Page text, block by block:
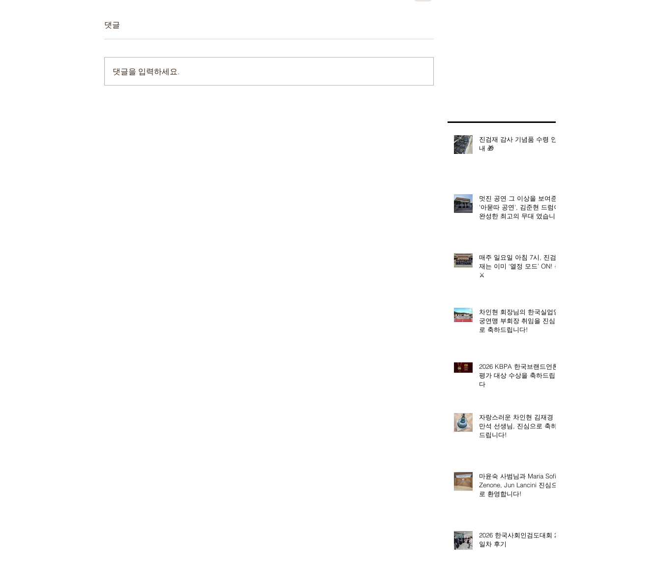
댓글
댓글을 입력하세요.
진검재 감사 기념품 수령 안
내 🎁
멋진 공연 그 이상을 보여준
'아묻따 공연', 김준현 드럼이
완성한 최고의 무대 였습니
매주 일요일 아침 7시, 진검
재는 이미 ‘열정 모드’ ON! ☀️
⚔️
차인현 회장님의 한국실업양
궁연맹 부회장 취임을 진심으
로 축하드립니다!
2026 KBPA 한국브랜드언론
평가 대상 수상을 축하드립니
다
자랑스러운 차인현 김재경 전
만석 선생님, 진심으로 축하
드립니다!
마윤숙 사범님과 Maria Sofia
Zenone, Jun Lancini 진심으
로 환영합니다!
2026 한국사회인검도대회 2
일차 후기